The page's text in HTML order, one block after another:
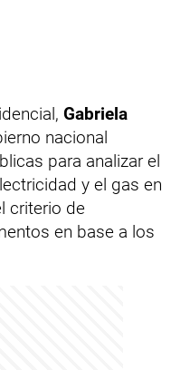
Gabriela
nacional
para analizar el
y el gas en
criterio de
en base a los